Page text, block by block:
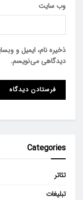
وب‌ سایت
ذخیره نام، ایمیل و
دیدگاهی می‌نویسم.
Categories
تئاتر
تبلیغات